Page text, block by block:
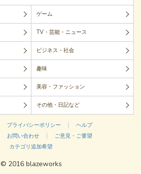
ゲーム
TV・芸能・ニュース
ビジネス・社会
趣味
美容・ファッション
その他・日記など
プライバシーポリシー |
ヘルプ
お問い合わせ |
ご意見・ご要望
カテゴリ追加希望
© 2016 blazeworks